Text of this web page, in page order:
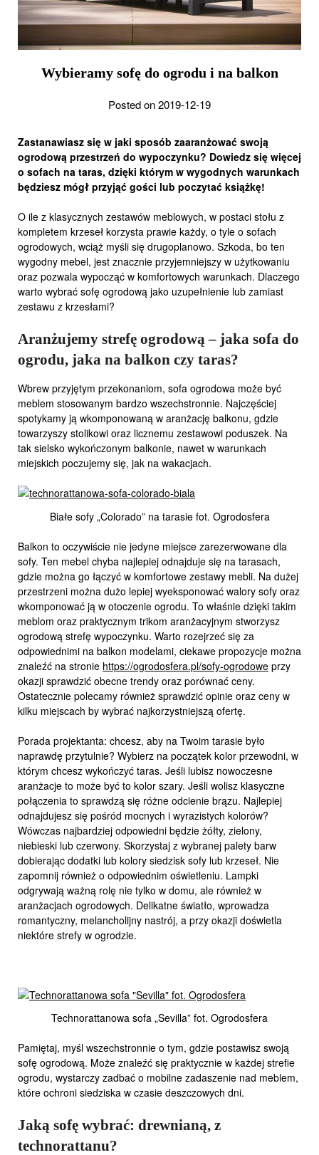
Wybieramy sofę do ogrodu i na balkon
Posted on 2019-12-19
Zastanawiasz się w jaki sposób zaaranżować swoją
ogrodową przestrzeń do wypoczynku? Dowiedz się więcej
o sofach na taras, dzięki którym w wygodnych warunkach
będziesz mógł przyjąć gości lub poczytać książkę!
O ile z klasycznych zestawów meblowych, w postaci stołu z
kompletem krzeseł korzysta prawie każdy, o tyle o sofach
ogrodowych, wciąż myśli się drugoplanowo. Szkoda, bo ten
wygodny mebel, jest znacznie przyjemniejszy w użytkowaniu
oraz pozwala wypocząć w komfortowych warunkach. Dlaczego
warto wybrać sofę ogrodową jako uzupełnienie lub zamiast
zestawu z krzesłami?
Aranżujemy strefę ogrodową – jaka sofa do
ogrodu, jaka na balkon czy taras?
Wbrew przyjętym przekonaniom, sofa ogrodowa może być
meblem stosowanym bardzo wszechstronnie. Najczęściej
spotykamy ją wkomponowaną w aranżację balkonu, gdzie
towarzyszy stolikowi oraz licznemu zestawowi poduszek. Na
tak sielsko wykończonym balkonie, nawet w warunkach
miejskich poczujemy się, jak na wakacjach.
Białe sofy „Colorado” na tarasie fot. Ogrodosfera
Balkon to oczywiście nie jedyne miejsce zarezerwowane dla
sofy. Ten mebel chyba najlepiej odnajduje się na tarasach,
gdzie można go łączyć w komfortowe zestawy mebli. Na dużej
przestrzeni można dużo lepiej wyeksponować walory sofy oraz
wkomponować ją w otoczenie ogrodu. To właśnie dzięki takim
meblom oraz praktycznym trikom aranżacyjnym stworzysz
ogrodową strefę wypoczynku. Warto rozejrzeć się za
odpowiednimi na balkon modelami, ciekawe propozycje można
znaleźć na stronie https://ogrodosfera.pl/sofy-ogrodowe przy
okazji sprawdzić obecne trendy oraz porównać ceny.
Ostatecznie polecamy również sprawdzić opinie oraz ceny w
kilku miejscach by wybrać najkorzystniejszą ofertę.
Porada projektanta: chcesz, aby na Twoim tarasie było
naprawdę przytulnie? Wybierz na początek kolor przewodni, w
którym chcesz wykończyć taras. Jeśli lubisz nowoczesne
aranżacje to może być to kolor szary. Jeśli wolisz klasyczne
połączenia to sprawdzą się różne odcienie brązu. Najlepiej
odnajdujesz się pośród mocnych i wyrazistych kolorów?
Wówczas najbardziej odpowiedni będzie żółty, zielony,
niebieski lub czerwony. Skorzystaj z wybranej palety barw
dobierając dodatki lub kolory siedzisk sofy lub krzeseł. Nie
zapomnij również o odpowiednim oświetleniu. Lampki
odgrywają ważną rolę nie tylko w domu, ale również w
aranżacjach ogrodowych. Delikatne światło, wprowadza
romantyczny, melancholijny nastrój, a przy okazji doświetla
niektóre strefy w ogrodzie.
Technorattanowa sofa „Sevilla” fot. Ogrodosfera
Pamiętaj, myśl wszechstronnie o tym, gdzie postawisz swoją
sofę ogrodową. Może znaleźć się praktycznie w każdej strefie
ogrodu, wystarczy zadbać o mobilne zadaszenie nad meblem,
które ochroni siedziska w czasie deszczowych dni.
Jaką sofę wybrać: drewnianą, z
technorattanu?